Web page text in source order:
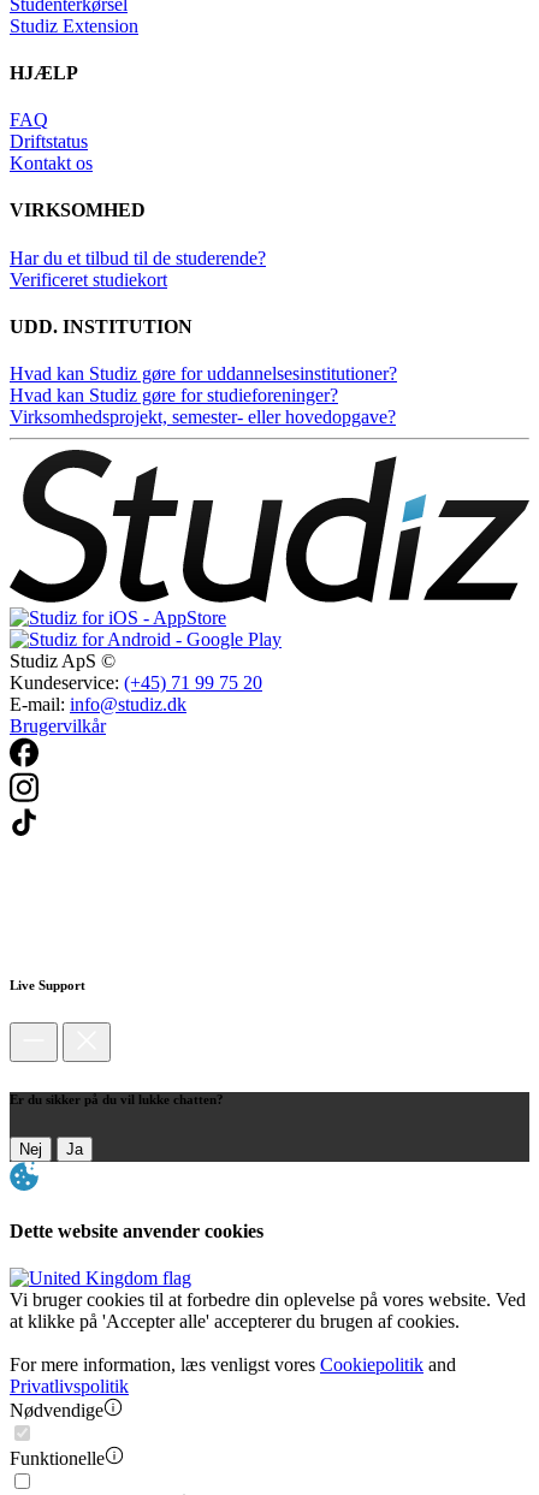
Studiz Extension
HJÆLP
FAQ
Driftstatus
Kontakt os
VIRKSOMHED
Har du et tilbud til de studerende?
Verificeret studiekort
UDD. INSTITUTION
Hvad kan Studiz gøre for uddannelsesinstitutioner?
Hvad kan Studiz gøre for studieforeninger?
Virksomhedsprojekt, semester- eller hovedopgave?
Studiz ApS ©
Kundeservice: (+45) 71 99 75 20
E-mail: info@studiz.dk
Brugervilkår
Live Support
Er du sikker på du vil lukke chatten?
Nej Ja
Dette website anvender cookies
Vi bruger cookies til at forbedre din oplevelse på vores website. Ved
at klikke på 'Accepter alle' accepterer du brugen af cookies.
For mere information, læs venligst vores Cookiepolitik and
Privatlivspolitik
Nødvendige
Funktionelle